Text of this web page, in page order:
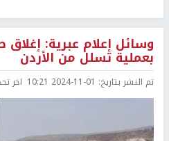
وسائل إعلام عبرية: إغلاق
بعملية تسلل من الأردن
تم النشر بتاريخ: 2024-11-01 10:21 اخر